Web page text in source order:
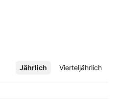
Jährlich Vierteljährlich
Mehr